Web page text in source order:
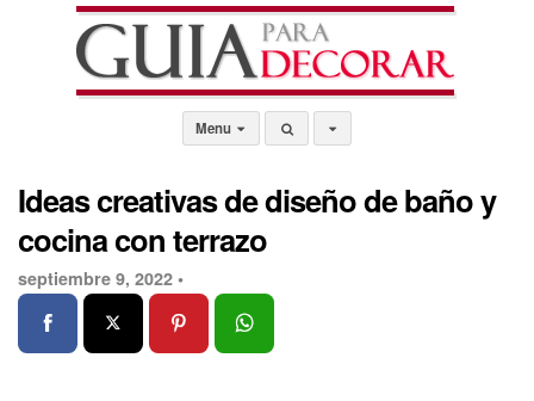
Menu
Ideas creativas de diseño de baño y
cocina con terrazo
septiembre 9, 2022 •